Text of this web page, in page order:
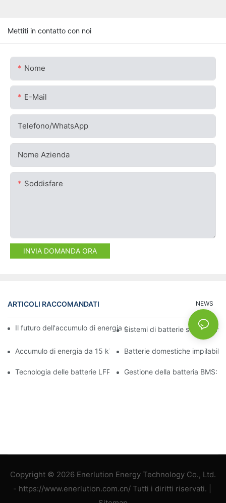
Mettiti in contatto con noi
Nome
E-Mail
Telefono/WhatsApp
Nome Azienda
Soddisfare
INVIA DOMANDA ORA
ARTICOLI RACCOMANDATI NEWS
Il futuro dell'accumulo di energia commerciale: tendenze e
Sistemi di batterie solari
Accumulo di energia da 15 kW: alimenta il tuo futuro con
Batterie domestiche
Tecnologia delle batterie LFP: una scelta sostenibile per
Gestione della batteria BMS:
Copyright © 2026 Enerlution Energy Technology Co., Ltd.
- https://www.enerlution.com.cn/ Tutti i diritti riservati. |